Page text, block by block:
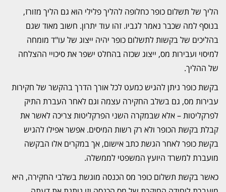
הליך של תשלום כופר כחלופה להליך פלילי הוא גם הליך מזורז,
בנוסף למה שכבר נאמר לגביו. זהו עוד יתרון. חשוב מאוד שגם
בהליכים של בקשות לתשלום כופר יהיה ייצוג של עו"ד מומחה
למיסוי ועבירות מס, ייצוג שכזה בהחלט ישפר את סיכויי ההצלחה
של ההליך.
בקשת כופר ניתן להגיש כמעט לכל אורך הדרך בהקשר של חקירות
עבירות מס, גם בשלב החקירה עצמה וגם לאחר העברת התיק
לפרקליטות – אלא שבמקרה השני הפרקליטות צריכה לאשר את
קבלת בקשת הכופר ולא רק רשות המיסים. אפשר אפילו להגיש
בקשת כופר לאחר הגשת כתב אישום, אך במקרים אלו הבקשה
מועברת למשרד היועץ המשפטי לממשלה.
כאשר בקשת תשלום כופר מס הכנסה מוגשת בשלבי החקירה, היא